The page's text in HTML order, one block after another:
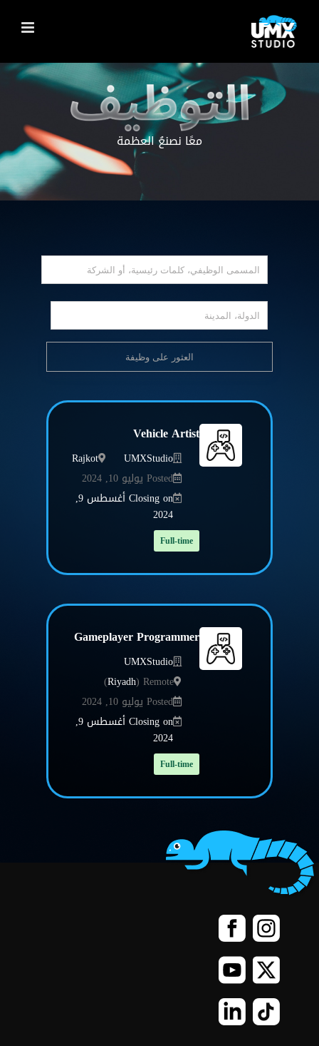
content
معًا نصنعُ العظمة
Vehicle Artist
UMXStudio
Rajkot
Posted يوليو 10, 2024
Closing on أغسطس 9,
2024
Full-time
Gameplayer Programmer
UMXStudio
Remote (
Riyadh
)
Posted يوليو 10, 2024
Closing on أغسطس 9,
2024
Full-time